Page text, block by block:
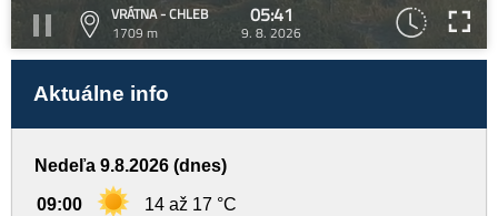
VRÁTNA - CHLEB
1709 m
05:41
9. 8. 2026
Aktuálne info
Nedeľa 9.8.2026 (dnes)
09:00 14 až 17 °C